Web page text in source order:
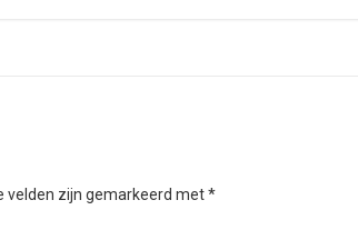
velden zijn gemarkeerd met*